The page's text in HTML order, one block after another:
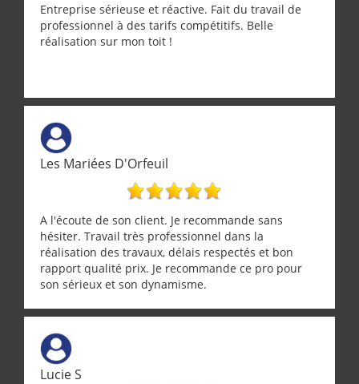
Entreprise sérieuse et réactive. Fait du travail de
professionnel à des tarifs compétitifs. Belle
réalisation sur mon toit !
Les Mariées D'Orfeuil
A l'écoute de son client. Je recommande sans
hésiter. Travail très professionnel dans la
réalisation des travaux, délais respectés et bon
rapport qualité prix. Je recommande ce pro pour
son sérieux et son dynamisme.
Lucie S